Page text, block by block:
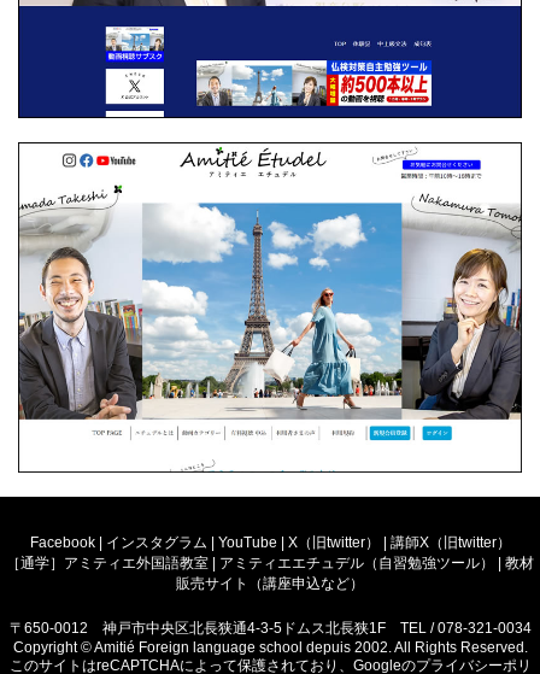
Facebook | インスタグラム | YouTube | X（旧twitter） | 講師X（旧twitter）
［通学］アミティエ外国語教室 | アミティエエチュデル（自習勉強ツール） | 教材
販売サイト（講座申込など）
〒650-0012 神戸市中央区北長狭通4-3-5ドムス北長狭1F TEL / 078-321-0034
Copyright © Amitié Foreign language school depuis 2002. All Rights Reserved.
このサイトはreCAPTCHAによって保護されており、Googleのプライバシーポリ